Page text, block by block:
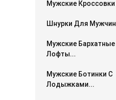
Мужские Кроссовки
Шнурки Для Мужчин
Мужские Бархатные
Лофты...
Мужские Ботинки С
Лодыжками...